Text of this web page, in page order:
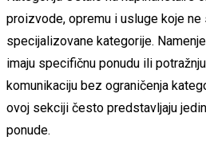
proizvode, opremu i usluge koje ne
specijalizovane kategorije.
imaju specifičnu ponudu ili
komunikaciju bez ograničenja
ovoj sekciji često predstavljaju
ponude.